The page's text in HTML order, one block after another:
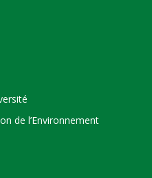
de l’Environnement